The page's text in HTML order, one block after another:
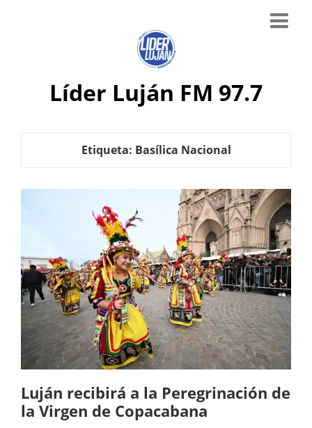
Líder Luján FM 97.7
Etiqueta: Basílica Nacional
Luján recibirá a la Peregrinación de
la Virgen de Copacabana